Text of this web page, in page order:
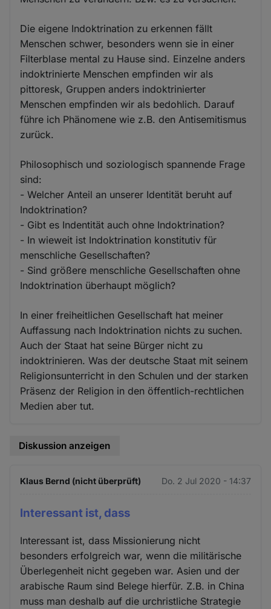
Die eigene Indoktrination zu erkennen fällt
Menschen schwer, besonders wenn sie in einer
Filterblase mental zu Hause sind. Einzelne anders
indoktrinierte Menschen empfinden wir als
pittoresk, Gruppen anders indoktrinierter
Menschen empfinden wir als bedohlich. Darauf
führe ich Phänomene wie z.B. den Antisemitismus
zurück.
Philosophisch und soziologisch spannende Frage
sind:
- Welcher Anteil an unserer Identität beruht auf
Indoktrination?
- Gibt es Indentität auch ohne Indoktrination?
- In wieweit ist Indoktrination konstitutiv für
menschliche Gesellschaften?
- Sind größere menschliche Gesellschaften ohne
Indoktrination überhaupt möglich?
In einer freiheitlichen Gesellschaft hat meiner
Auffassung nach Indoktrination nichts zu suchen.
Auch der Staat hat seine Bürger nicht zu
indoktrinieren. Was der deutsche Staat mit seinem
Religionsunterricht in den Schulen und der starken
Präsenz der Religion in den öffentlich-rechtlichen
Medien aber tut.
Diskussion anzeigen
Klaus Bernd (nicht überprüft) Do. 2 Jul 2020 - 14:37
Interessant ist, dass
Interessant ist, dass Missionierung nicht
besonders erfolgreich war, wenn die militärische
Überlegenheit nicht gegeben war. Asien und der
arabische Raum sind Belege hierfür. Z.B. in China
muss man deshalb auf die urchristliche Strategie